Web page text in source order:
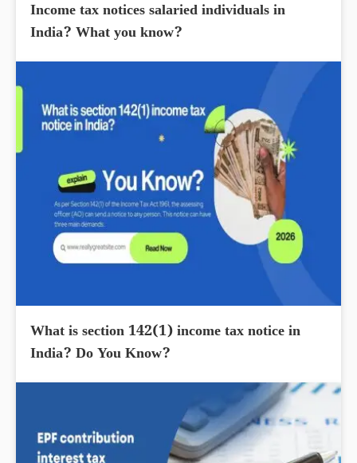
Income tax notices salaried individuals in
India? What you know?
What is section 142(1) income tax notice in
India? Do You Know?